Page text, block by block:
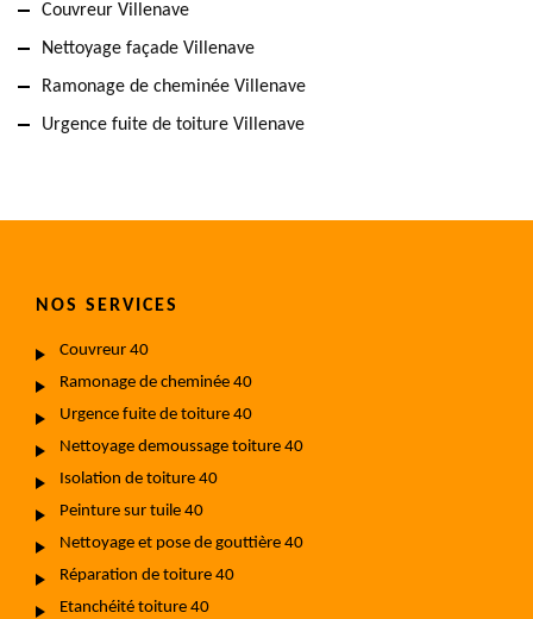
Couvreur Villenave
Nettoyage façade Villenave
Ramonage de cheminée Villenave
Urgence fuite de toiture Villenave
NOS SERVICES
Couvreur 40
Ramonage de cheminée 40
Urgence fuite de toiture 40
Nettoyage demoussage toiture 40
Isolation de toiture 40
Peinture sur tuile 40
Nettoyage et pose de gouttière 40
Réparation de toiture 40
Etanchéité toiture 40